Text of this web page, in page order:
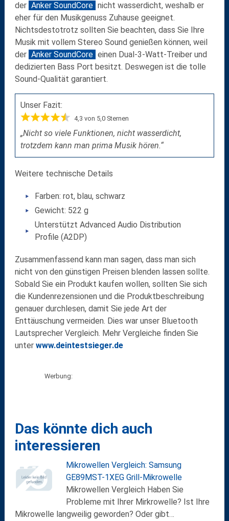
der Anker SoundCore nicht wasserdicht, weshalb er
eher für den Musikgenuss Zuhause geeignet.
Nichtsdestotrotz sollten Sie beachten, dass Sie Ihre
Musik mit vollem Stereo Sound genießen können, weil
der Anker SoundCore einen Dual-3-Watt-Treiber und
dedizierten Bass Port besitzt. Deswegen ist die tolle
Sound-Qualität garantiert.
Unser Fazit:
4,3 von 5,0 Sternen
„Nicht so viele Funktionen, nicht wasserdicht,
trotzdem kann man prima Musik hören.“
Weitere technische Details
Farben: rot, blau, schwarz
Gewicht: 522 g
Unterstützt Advanced Audio Distribution
Profile (A2DP)
Zusammenfassend kann man sagen, dass man sich
nicht von den günstigen Preisen blenden lassen sollte.
Sobald Sie ein Produkt kaufen wollen, sollten Sie sich
die Kundenrezensionen und die Produktbeschreibung
genauer durchlesen, damit Sie jede Art der
Enttäuschung vermeiden. Dies war unser Bluetooth
Lautsprecher Vergleich. Mehr Vergleiche finden Sie
unter www.deintestsieger.de
Werbung:
Das könnte dich auch
interessieren
Mikrowellen Vergleich: Samsung
GE89MST-1XEG Grill-Mikrowelle
Mikrowellen Vergleich Haben Sie
Probleme mit Ihrer Mirkrowelle? Ist Ihre
Mikrowelle langweilig geworden? Oder gibt…